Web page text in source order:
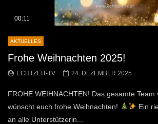
00:11
AKTUELLES
Frohe Weihnachten 2025!
ECHTZEIT-TV 24. DEZEMBER 2025
FROHE WEIHNACHTEN! Das gesamte Team
wünscht euch frohe Weihnachten!
Ein
an alle Unterstützerin...